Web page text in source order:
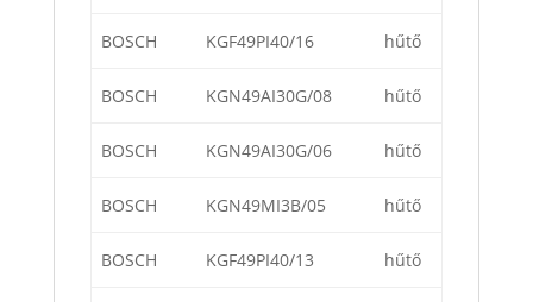
BOSCH KGF49PI40/16 hűtő
BOSCH KGN49AI30G/08 hűtő
BOSCH KGN49AI30G/06 hűtő
BOSCH KGN49MI3B/05 hűtő
BOSCH KGF49PI40/13 hűtő